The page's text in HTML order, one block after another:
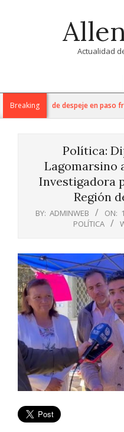
Actualidad
Navigation
MenuBreakingde despeje en paso
Política:
Lagomarsino
Investigadora
Región
BY: ADMINWEB ON:
POLÍTICA